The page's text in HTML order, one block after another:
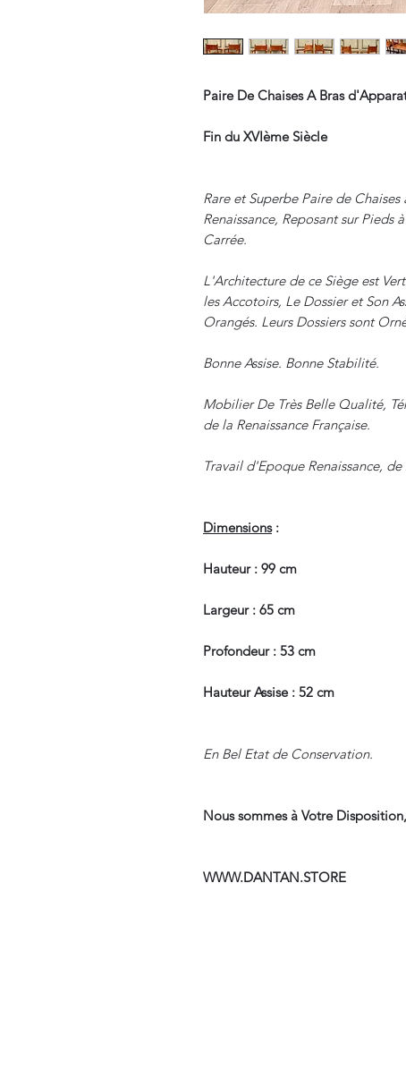
Paire De Chaises A Bras
Fin du XVIème Siècle
Rare et Superbe Paire de
Renaissance, Reposant sur Pieds
Carrée.
L'Architecture de ce Siège est
les Accotoirs, Le Dossier et Son
Orangés. Leurs Dossiers sont
Bonne Assise. Bonne Stabilité.
Mobilier De Très Belle Qualité,
de la Renaissance Française.
Travail d'Epoque Renaissance,
Dimensions:
Hauteur : 99 cm
Largeur : 65 cm
Profondeur : 53 cm
Hauteur Assise : 52 cm
En Bel Etat de Conservation.
Nous sommes à Votre
WWW.DANTAN.STORE